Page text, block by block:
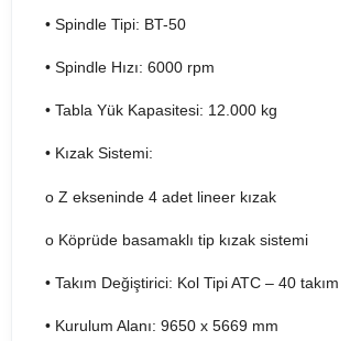
• Spindle Tipi: BT-50
• Spindle Hızı: 6000 rpm
• Tabla Yük Kapasitesi: 12.000 kg
• Kızak Sistemi:
o Z ekseninde 4 adet lineer kızak
o Köprüde basamaklı tip kızak sistemi
• Takım Değiştirici: Kol Tipi ATC – 40
• Kurulum Alanı: 9650 x 5669 mm